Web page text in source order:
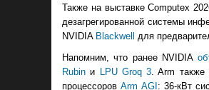
Также на выставке Computex
дезагрегированной системы
NVIDIA Blackwell
для
Напомним, что ранее NVIDIA
Rubin и LPU Groq 3 . Arm
процессоровArm AGI : 36-кВт